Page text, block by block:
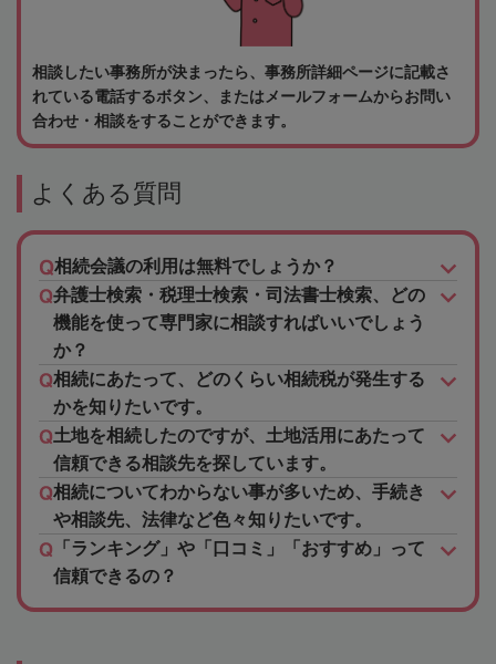
相談したい事務所が決まったら、事務所詳細ページに記載さ
れている電話するボタン、またはメールフォームからお問い
合わせ・相談をすることができます。
よくある質問
相続会議の利用は無料でしょうか？
弁護士検索・税理士検索・司法書士検索、どの
機能を使って専門家に相談すればいいでしょう
か？
相続にあたって、どのくらい相続税が発生する
かを知りたいです。
土地を相続したのですが、土地活用にあたって
信頼できる相談先を探しています。
相続についてわからない事が多いため、手続き
や相談先、法律など色々知りたいです。
「ランキング」や「口コミ」「おすすめ」って
信頼できるの？